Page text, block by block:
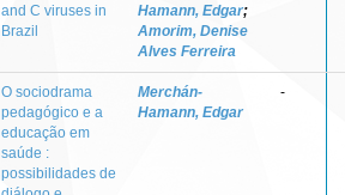
and C viruses in
Brazil
Hamann, Edgar;
Amorim, Denise
Alves Ferreira
O sociodrama
pedagógico e a
educação em
saúde :
possibilidades de
Merchán-
Hamann, Edgar
-